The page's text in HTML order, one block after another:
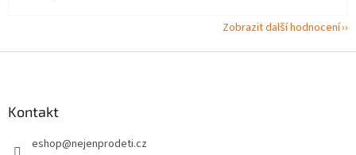
Zobrazit další hodnocení
Kontakt
eshop@nejenprodeti.cz